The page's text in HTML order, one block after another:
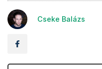
Cseke Balázs